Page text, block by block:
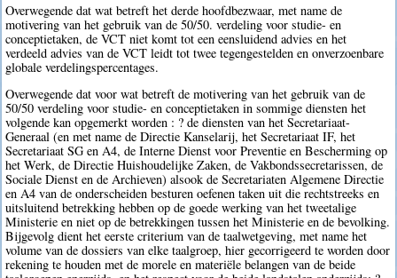
Overwegende dat wat betreft het derde hoofdbezwaar, met name de
motivering van het gebruik van de 50/50. verdeling voor studie- en
conceptietaken, de VCT niet komt tot een eensluidend advies en het
verdeeld advies van de VCT leidt tot twee tegengestelden en onverzoenbare
globale verdelingspercentages.
Overwegende dat voor wat betreft de motivering van het gebruik van de
50/50 verdeling voor studie- en conceptietaken in sommige diensten het
volgende kan opgemerkt worden : ? de diensten van het Secretariaat-
Generaal (en met name de Directie Kanselarij, het Secretariaat IF, het
Secretariaat SG en A4, de Interne Dienst voor Preventie en Bescherming op
het Werk, de Directie Huishoudelijke Zaken, de Vakbondssecretarissen, de
Sociale Dienst en de Archieven) alsook de Secretariaten Algemene Directie
en A4 van de onderscheiden besturen oefenen taken uit die rechtstreeks en
uitsluitend betrekking hebben op de goede werking van het tweetalige
Ministerie en niet op de betrekkingen tussen het Ministerie en de bevolking.
Bijgevolg dient het eerste criterium van de taalwetgeving, met name het
volume van de dossiers van elke taalgroep, hier gecorrigeerd te worden door
rekening te houden met de morele en materiële belangen van de beide